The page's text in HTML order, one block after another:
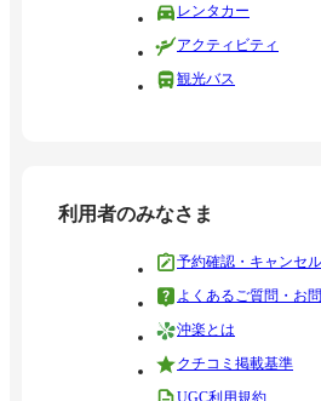
レンタカー
アクティビティ
観光バス
利用者のみなさま
予約確認・キャンセル
よくあるご質問・お
沖楽とは
クチコミ掲載基準